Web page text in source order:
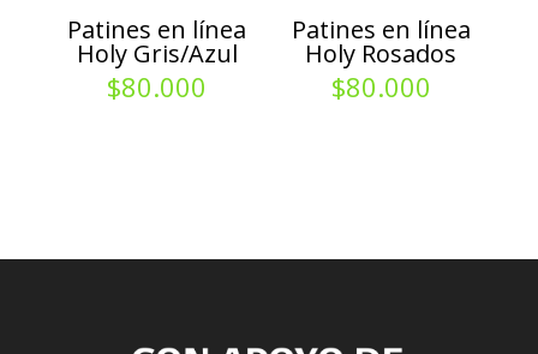
Patines en línea
Holy Gris/Azul
$80.000
Patines en línea
Holy Rosados
$80.000